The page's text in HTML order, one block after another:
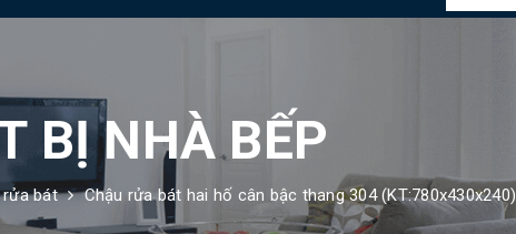
BỊ NHÀ BẾP
rửa bát Chậu rửa bát hai hố cân bậc thang 304 (KT:780x430x240)